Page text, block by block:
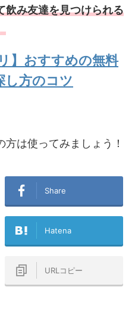
飲み友達を見つけられる
】おすすめの無料
し方のコツ
は使ってみましょう！
Share
Hatena
URLコピー